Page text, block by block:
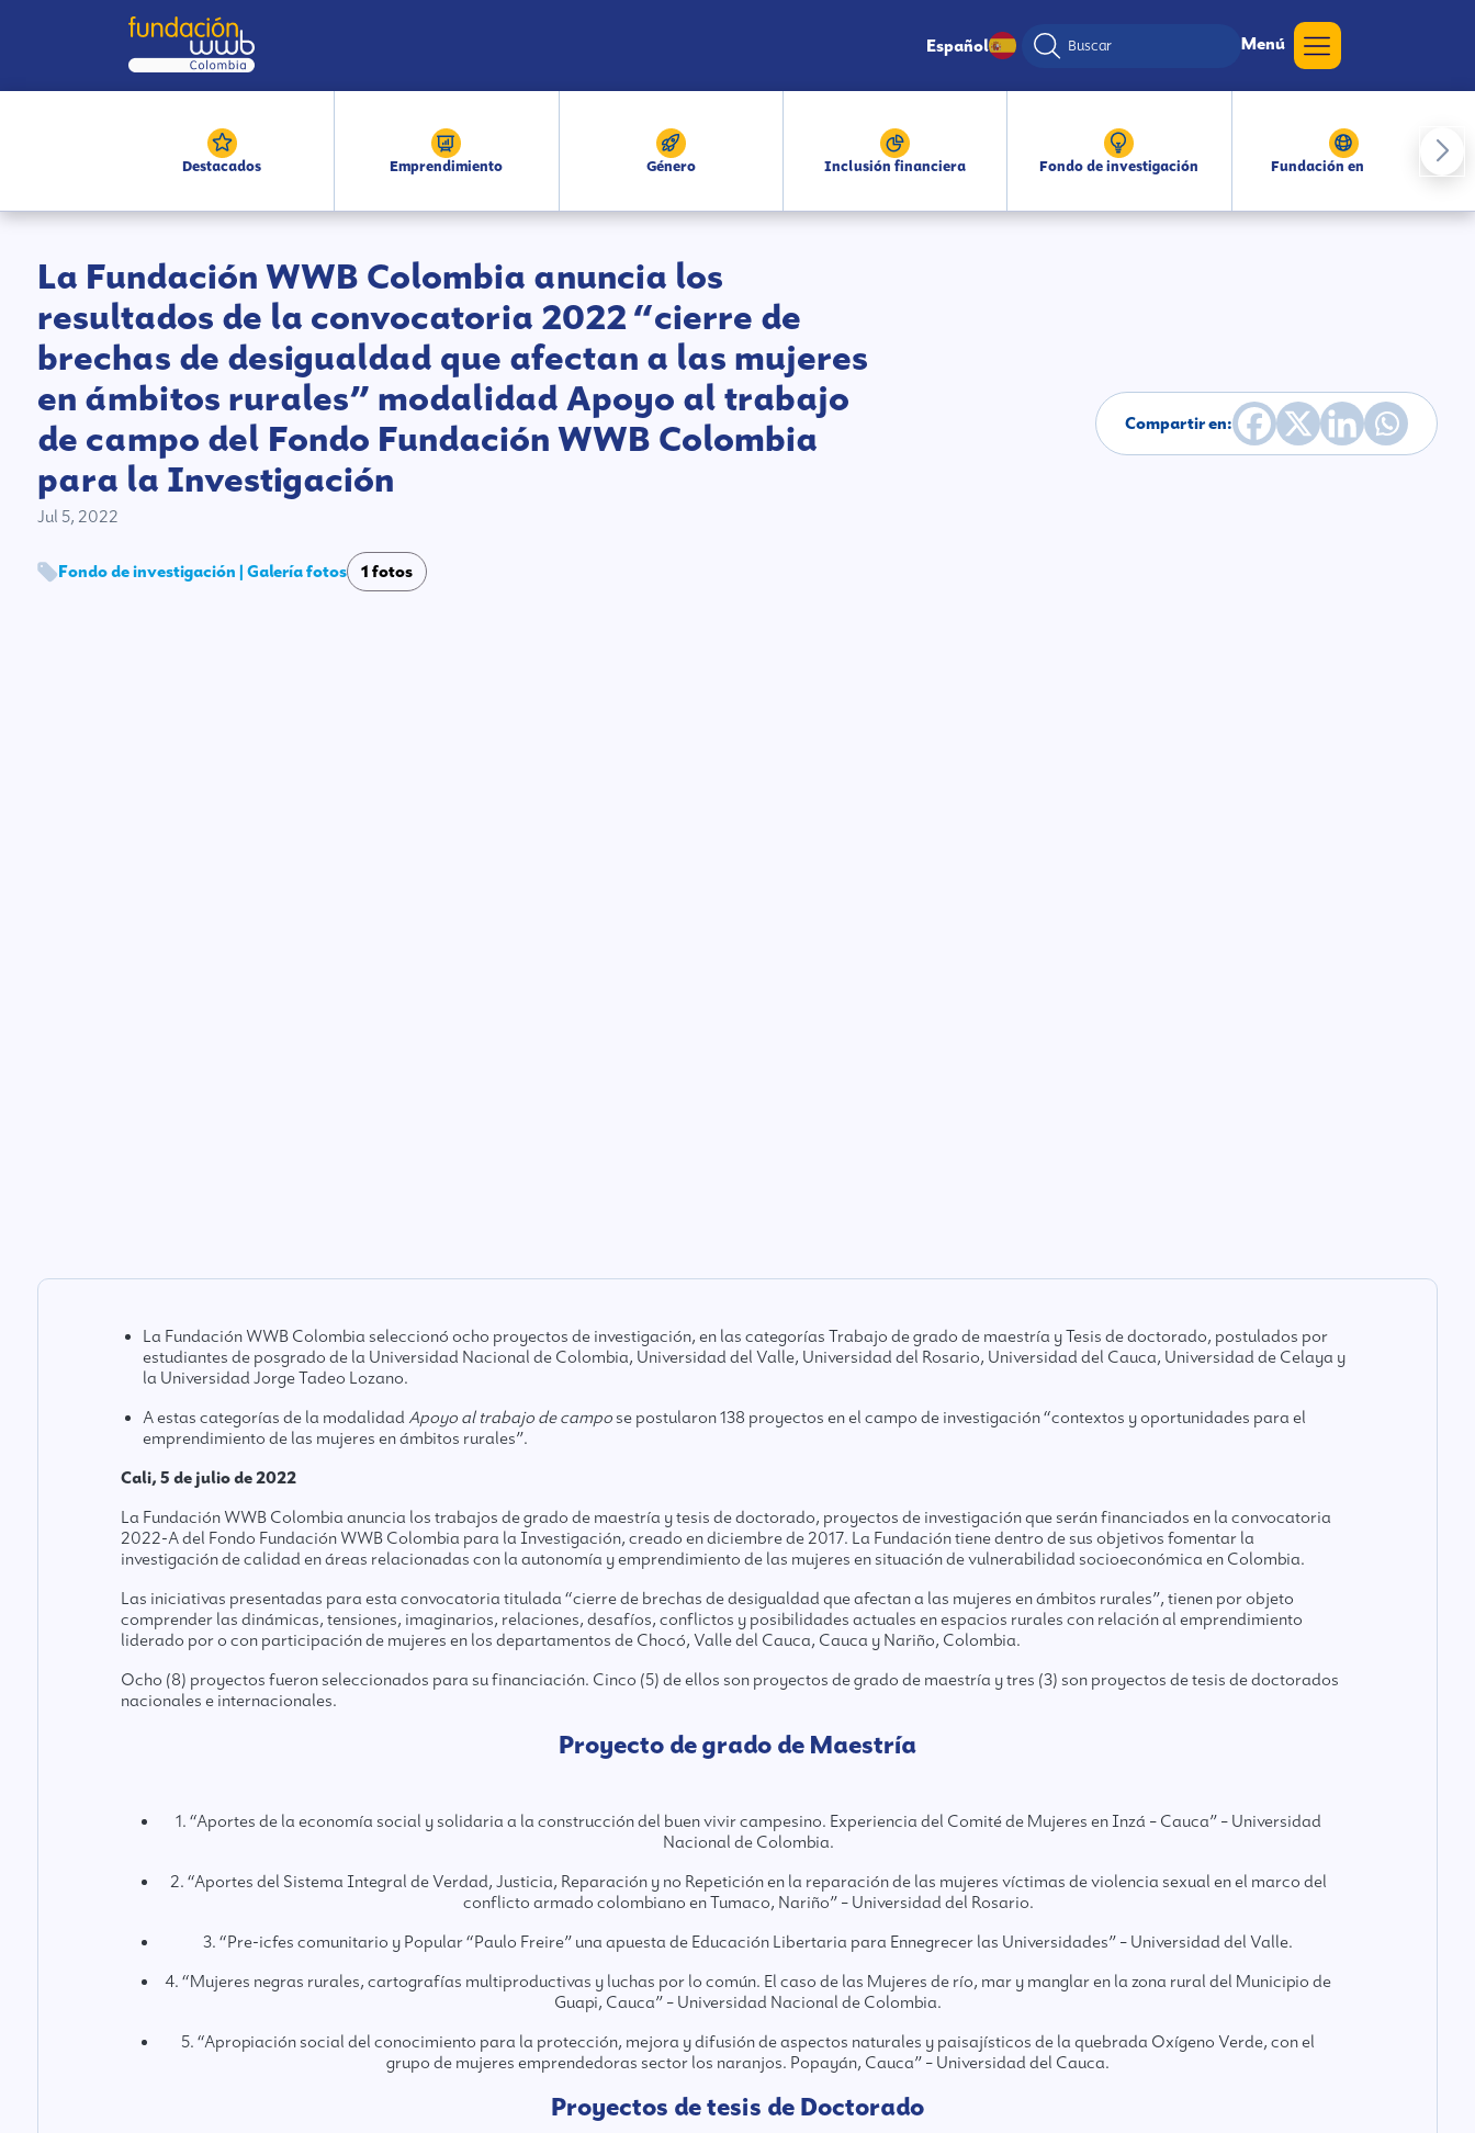
Español Menú
Destacados Emprendimiento Género Inclusión financiera Fondo de investigación Fundación en medios
La Fundación WWB Colombia anuncia los
resultados de la convocatoria 2022 “cierre de
brechas de desigualdad que afectan a las mujeres
en ámbitos rurales” modalidad Apoyo al trabajo
de campo del Fondo Fundación WWB Colombia
para la Investigación
Jul 5, 2022
Fondo de investigación | Galería fotos 1 fotos
Compartir en:
La Fundación WWB Colombia seleccionó ocho proyectos de investigación, en las categorías Trabajo de grado de maestría y Tesis de doctorado, postulados por
estudiantes de posgrado de la Universidad Nacional de Colombia, Universidad del Valle, Universidad del Rosario, Universidad del Cauca, Universidad de Celaya y
la Universidad Jorge Tadeo Lozano.
A estas categorías de la modalidad Apoyo al trabajo de campose postularon 138 proyectos en el campo de investigación “contextos y oportunidades para el
emprendimiento de las mujeres en ámbitos rurales”.
Cali, 5 de julio de 2022
La Fundación WWB Colombia anuncia los trabajos de grado de maestría y tesis de doctorado, proyectos de investigación que serán financiados en la convocatoria
2022-A del Fondo Fundación WWB Colombia para la Investigación, creado en diciembre de 2017. La Fundación tiene dentro de sus objetivos fomentar la
investigación de calidad en áreas relacionadas con la autonomía y emprendimiento de las mujeres en situación de vulnerabilidad socioeconómica en Colombia.
Las iniciativas presentadas para esta convocatoria titulada “cierre de brechas de desigualdad que afectan a las mujeres en ámbitos rurales”, tienen por objeto
comprender las dinámicas, tensiones, imaginarios, relaciones, desafíos, conflictos y posibilidades actuales en espacios rurales con relación al emprendimiento
liderado por o con participación de mujeres en los departamentos de Chocó, Valle del Cauca, Cauca y Nariño, Colombia.
Ocho (8) proyectos fueron seleccionados para su financiación. Cinco (5) de ellos son proyectos de grado de maestría y tres (3) son proyectos de tesis de doctorados
nacionales e internacionales.
Proyecto de grado de Maestría
1. “Aportes de la economía social y solidaria a la construcción del buen vivir campesino. Experiencia del Comité de Mujeres en Inzá – Cauca” – Universidad
Nacional de Colombia.
2. “Aportes del Sistema Integral de Verdad, Justicia, Reparación y no Repetición en la reparación de las mujeres víctimas de violencia sexual en el marco del
conflicto armado colombiano en Tumaco, Nariño” – Universidad del Rosario.
3. “Pre-icfes comunitario y Popular “Paulo Freire” una apuesta de Educación Libertaria para Ennegrecer las Universidades” – Universidad del Valle.
4. “Mujeres negras rurales, cartografías multiproductivas y luchas por lo común. El caso de las Mujeres de río, mar y manglar en la zona rural del Municipio de
Guapi, Cauca” – Universidad Nacional de Colombia.
5. “Apropiación social del conocimiento para la protección, mejora y difusión de aspectos naturales y paisajísticos de la quebrada Oxígeno Verde, con el
grupo de mujeres emprendedoras sector los naranjos. Popayán, Cauca” – Universidad del Cauca.
Proyectos de tesis de Doctorado